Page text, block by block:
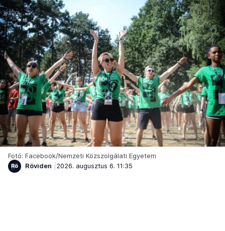
Fotó: Facebook/Nemzeti Közszolgálati Egyetem
Röviden
2026. augusztus 6. 11:35